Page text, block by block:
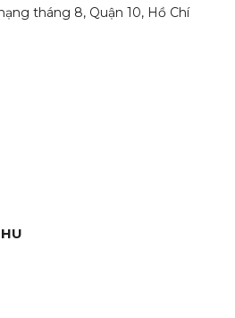
tháng 8, Quận 10, Hồ Chí